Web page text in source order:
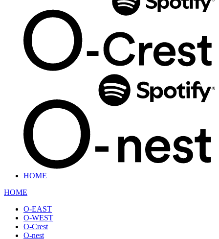
HOME
HOME
O-EAST
O-WEST
O-Crest
O-nest